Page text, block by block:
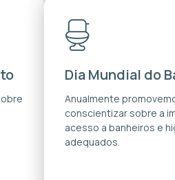
Dia Mundial do
Anualmente
conscientizar sobre a
acesso a banheiros e
adequados.